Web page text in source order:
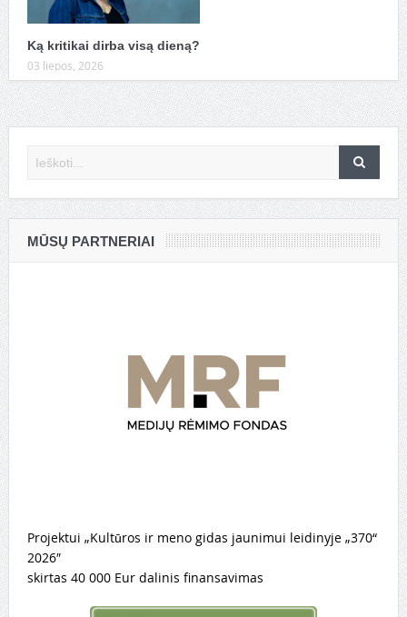
Ką kritikai dirba visą dieną?
03 liepos, 2026
MŪSŲ PARTNERIAI
Projektui „Kultūros ir meno gidas jaunimui leidinyje „370“
2026″
skirtas 40 000 Eur dalinis finansavimas